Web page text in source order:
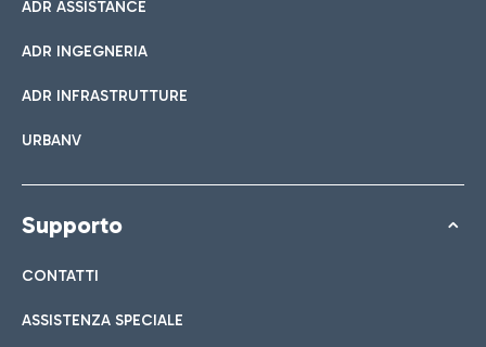
ADR ASSISTANCE
ADR INGEGNERIA
ADR INFRASTRUTTURE
URBANV
Supporto
CONTATTI
ASSISTENZA SPECIALE